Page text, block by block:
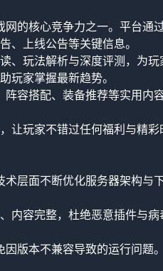
的核心竞争力之一。平台通
、上线公告等关键信息。
、玩法解析与深度评测，为
玩家掌握最新趋势。
容搭配、装备推荐等实用内
让玩家不错过任何福利与精
层面不断优化服务器架构与
内容完整，杜绝恶意插件与
版本不兼容导致的运行问题